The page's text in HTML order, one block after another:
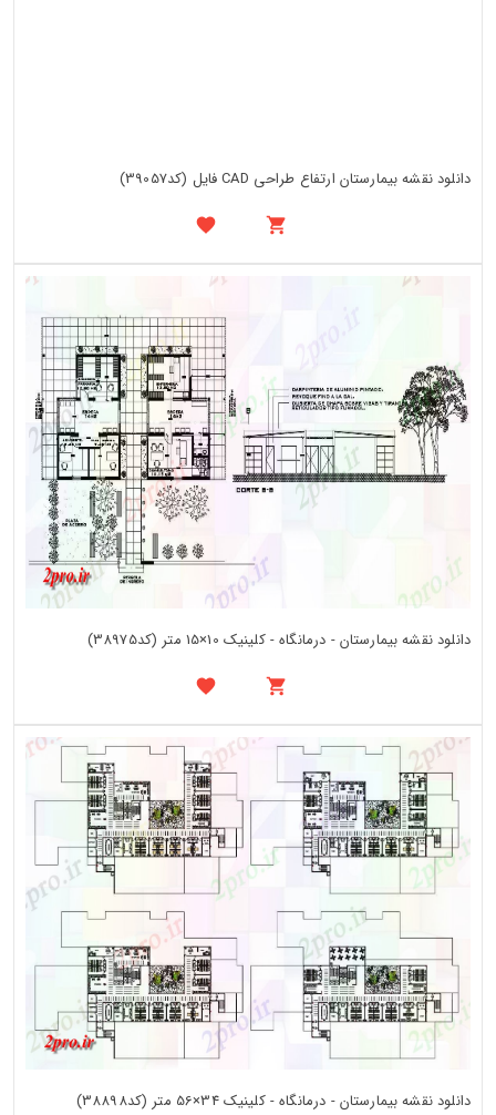
دانلود نقشه بیمارستان ارتفاع طراحی CAD فایل (کد39057)
دانلود نقشه بیمارستان - درمانگاه - کلینیک 10×15 متر (کد38975)
دانلود نقشه بیمارستان - درمانگاه - کلینیک 34×56 متر (کد38898)